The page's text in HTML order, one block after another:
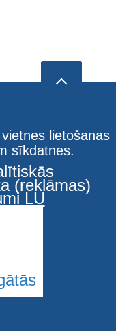
aizsargātas
lietošanas
sīkdatnes.
(reklāmas)
LU